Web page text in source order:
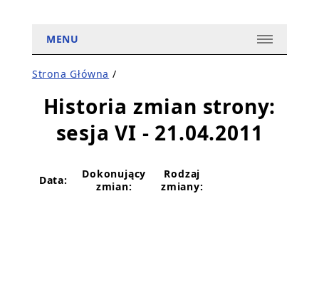
MENU
Strona Główna /
Historia zmian strony:
sesja VI - 21.04.2011
Data:
Dokonujący
zmian:
Rodzaj
zmiany: